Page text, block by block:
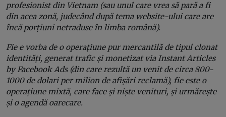
profesionist din Vietnam (sau unul care vrea să pară a fi
din acea zonă, judecând după tema website-ului care are
încă porțiuni netraduse în limba română).
Fie e vorba de o operațiune pur mercantilă de tipul clonat
identități, generat trafic și monetizat via Instant Articles
by Facebook Ads (din care rezultă un venit de circa 800-
1000 de dolari per milion de afișări reclamă), fie este o
operațiune mixtă, care face și niște venituri, și urmărește
și o agendă oarecare.